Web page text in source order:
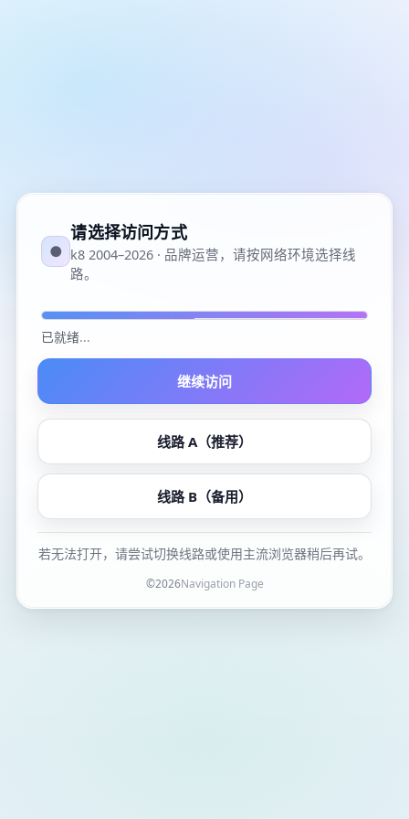
●
请选择访问方式
k8 2004–2026 · 品牌运营，请按网络环境选择线
路。
已就绪...
继续访问
线路 A（推荐）
线路 B（备用）
若无法打开，请尝试切换线路或使用主流浏览器稍后再试。
©2026Navigation Page